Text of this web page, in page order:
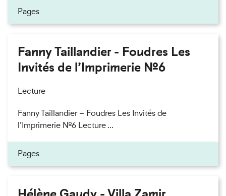
Pages
Fanny Taillandier - Foudres Les
Invités de l’Imprimerie n°6
Lecture
Fanny Taillandier – Foudres Les Invités de
l’Imprimerie n°6 Lecture ...
Pages